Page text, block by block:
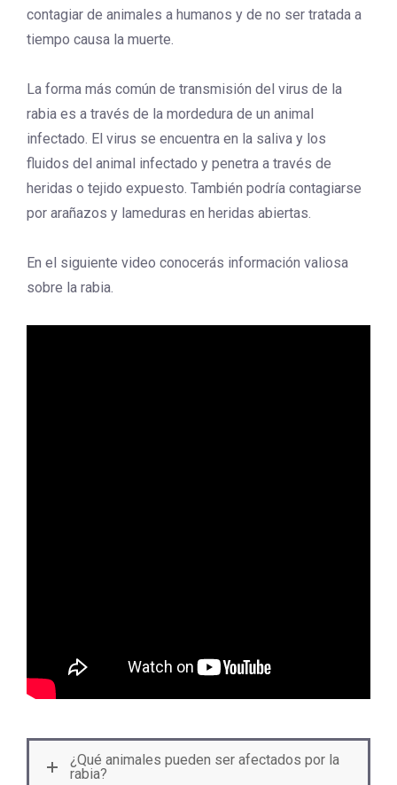
contagiar de animales a humanos y de no ser tratada a
tiempo causa la muerte.
La forma más común de transmisión del virus de la
rabia es a través de la mordedura de un animal
infectado. El virus se encuentra en la saliva y los
fluidos del animal infectado y penetra a través de
heridas o tejido expuesto. También podría contagiarse
por arañazos y lameduras en heridas abiertas.
En el siguiente video conocerás información valiosa
sobre la rabia.
¿Qué animales pueden ser afectados por la
rabia?